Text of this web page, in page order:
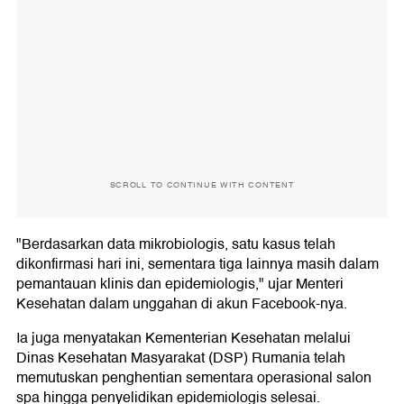
SCROLL TO CONTINUE WITH CONTENT
"Berdasarkan data mikrobiologis, satu kasus telah
dikonfirmasi hari ini, sementara tiga lainnya masih dalam
pemantauan klinis dan epidemiologis," ujar Menteri
Kesehatan dalam unggahan di akun Facebook-nya.
Ia juga menyatakan Kementerian Kesehatan melalui
Dinas Kesehatan Masyarakat (DSP) Rumania telah
memutuskan penghentian sementara operasional salon
spa hingga penyelidikan epidemiologis selesai.